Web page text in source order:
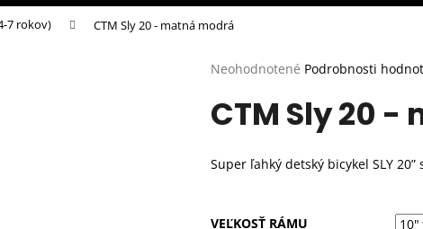
7 rokov) CTM Sly 20 - matná modrá
Priemerné
produktu
je
5
Neohodnotené Podrobnosti
CTM Sly 20
Super ľahký detský bicykel SLY
VEĽKOSŤ RÁMU